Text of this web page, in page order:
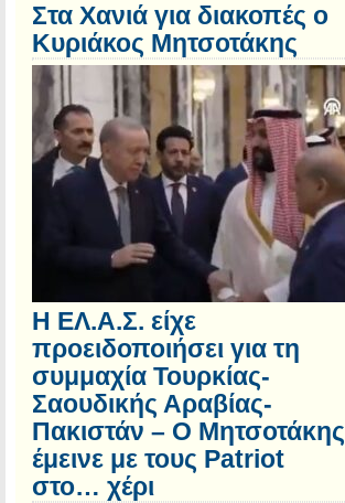
Στα Χανιά για διακοπές ο
Κυριάκος Μητσοτάκης
Η ΕΛ.Α.Σ. είχε
προειδοποιήσει για τη
συμμαχία Τουρκίας-
Σαουδικής Αραβίας-
Πακιστάν – Ο Μητσοτάκης
έμεινε με τους Patriot
στο… χέρι